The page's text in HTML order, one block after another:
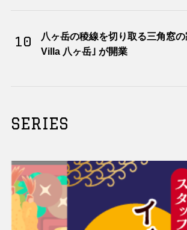
10
八ヶ岳の稜線を切り取る三角窓
Villa 八ヶ岳｣ が開業
SERIES